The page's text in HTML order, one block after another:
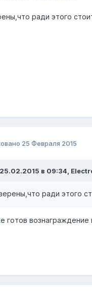
ради этого
25 Февраля 2015
в 09:34,
ради этого
готов вознаграждение